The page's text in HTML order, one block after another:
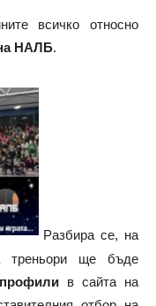
всичко относно
НАЛБ.
Разбира се, на
треньори ще бъде
в сайта на